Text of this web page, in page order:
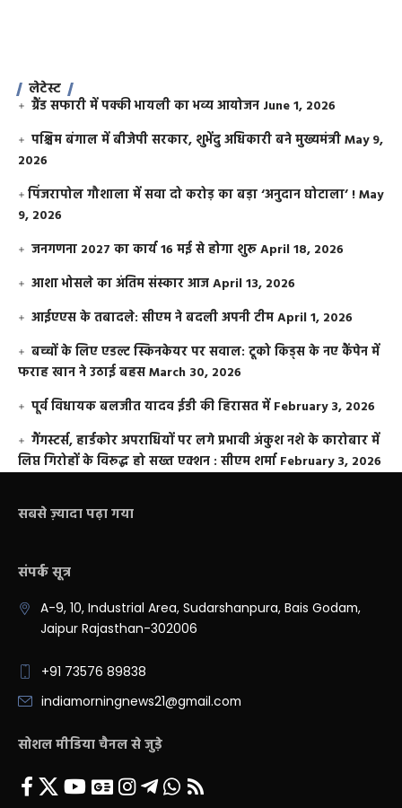
लेटेस्ट
ग्रैंड सफारी में पक्की भायली का भव्य आयोजन June 1, 2026
पश्चिम बंगाल में बीजेपी सरकार, शुभेंदु अधिकारी बने मुख्यमंत्रीMay 9,
2026
​पिंजरापोल गौशाला में सवा दो करोड़ का बड़ा ‘अनुदान घोटाला’ !May
9, 2026
जनगणना 2027 का कार्य 16 मई से होगा शुरूApril 18, 2026
आशा भोसले का अंतिम संस्कार आजApril 13, 2026
आईएएस के तबादले: सीएम ने बदली अपनी टीमApril 1, 2026
बच्चों के लिए एडल्ट स्किनकेयर पर सवाल: टूको किड्स के नए कैंपेन में
फराह खान ने उठाई बहसMarch 30, 2026
पूर्व विधायक बलजीत यादव ईडी की हिरासत में February 3, 2026
गैंगस्टर्स, हार्डकोर अपराधियों पर लगे प्रभावी अंकुश नशे के कारोबार में
लिप्त गिरोहों के विरूद्ध हो सख्त एक्शन : सीएम शर्मा February 3, 2026
सबसे ज़्यादा पढ़ा गया
संपर्क सूत्र
A-9, 10, Industrial Area, Sudarshanpura, Bais Godam,
Jaipur Rajasthan-302006
+91 73576 89838
indiamorningnews21@gmail.com
सोशल मीडिया चैनल से जुड़े